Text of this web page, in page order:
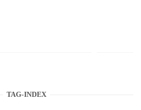
TAG-INDEX